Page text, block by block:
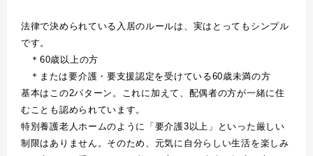
法律で決められている入居のルールは、実はとってもシンプル
です。
＊60歳以上の方
＊または要介護・要支援認定を受けている60歳未満の方
基本はこの2パターン。これに加えて、配偶者の方が一緒に住
むことも認められています。
特別養護老人ホームのように「要介護3以上」といった厳しい
制限はありません。そのため、元気に自分らしい生活を楽しみ